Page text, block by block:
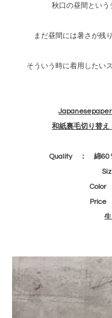
秋口の昼間という
まだ昼間には暑さが残
そういう時に着用したい
Japanesepaper
和紙裏毛切り替え
Quality ： 綿60
Color
Price